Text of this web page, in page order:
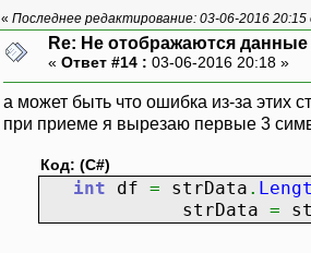
localClient.
thClient=
{
byte[]
while (
{
var
« Последнее редактирование: 03-06-2016
Re: Не отображаются
« Ответ #14 : 03-06-2016 20:18 »
а может быть что ошибка из-за этих
при приеме я вырезаю первые 3
Код: (C#)
int df = strData .
strData =